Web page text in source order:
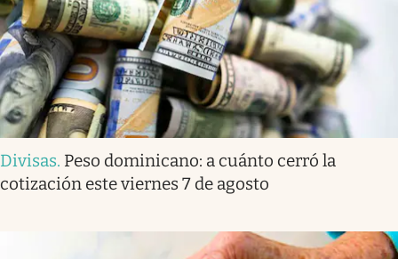
Divisas. Peso dominicano: a cuánto cerró la
cotización este viernes 7 de agosto